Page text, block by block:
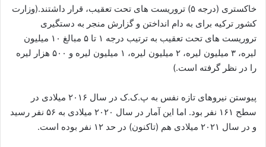
خاکستری (درجه ۵) تروریست های تحت تعقیب، قرار داشتند.(وزارت
کشور ترکیه برای به دام انداختن و گزارش منجر به دستگیری
تروریست های تحت تعقیب به ترتیب درجه ۱ تا ۵ مبالغ ۱۰ میلیون
لیره، ۳ میلیون لیره، ۲ میلیون لیره، ۱ میلیون لیره و ۵۰۰ هزار لیره
را در نظر گرفته است.)
پیوستن نیروهای تازه نفس به پ.ک.ک در سال ۲۰۱۶ میلادی در
سطح ۱۶۱ نفر بود. اما این آمار در سال ۲۰۲۰ میلادی به ۵۶ نفر رسید
و در سال ۲۰۲۱ میلادی هم (تاکنون) در حد ۱۲ نفر بوده است.